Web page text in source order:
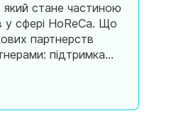
стане частиною
у сфері HoReCa. Що
підтримка